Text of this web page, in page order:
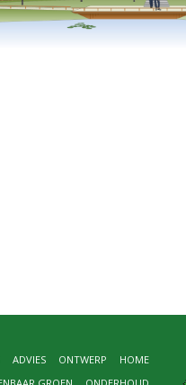
HOME
ONTWERP
ADVIES